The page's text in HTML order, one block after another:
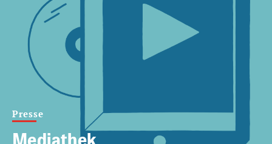
Presse
Mediathek